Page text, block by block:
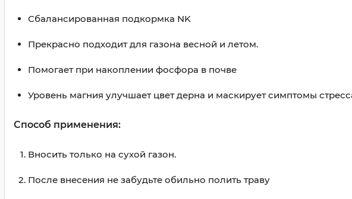
Сбалансированная подкормка NK
Прекрасно подходит для газона весной и летом.
Помогает при накоплении фосфора в почве
Уровень магния улучшает цвет дерна и маскирует симптомы
Способ применения:
Вносить только на сухой газон.
После внесения не забудьте обильно полить траву